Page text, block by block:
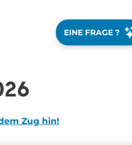
EINE FRAGE ?
Zug hin!